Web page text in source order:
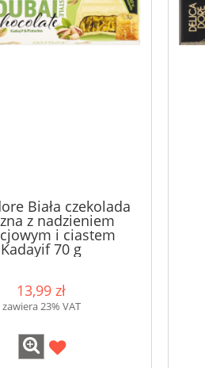
Biała czekolada
z nadzieniem
i ciastem
Kadayif 70 g
13,99 zł
zawiera 23% VAT